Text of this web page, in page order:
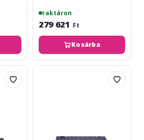
raktáron
279 621 Ft
Kosárba
Marshall